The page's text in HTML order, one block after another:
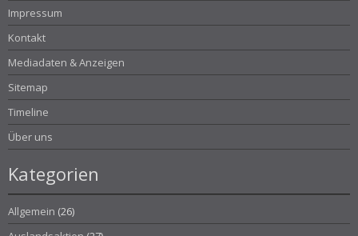
Impressum
Kontakt
Mediadaten & Anzeigen
Sitemap
Timeline
Über uns
Kategorien
Allgemein (26)